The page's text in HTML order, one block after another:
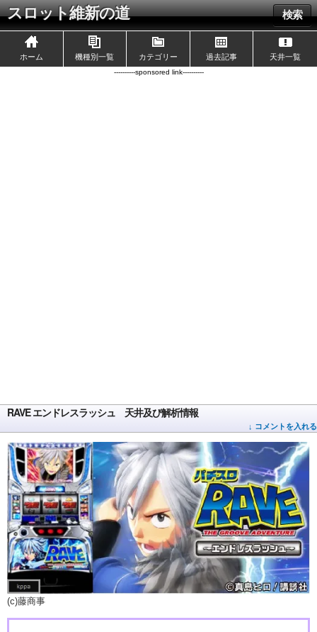
スロット維新の道 検索
ホーム 機種別一覧 カテゴリー 過去記事 天井一覧
----------sponsored link----------
RAVE エンドレスラッシュ 天井及び解析情報
↓ コメントを入れる
(c)藤商事